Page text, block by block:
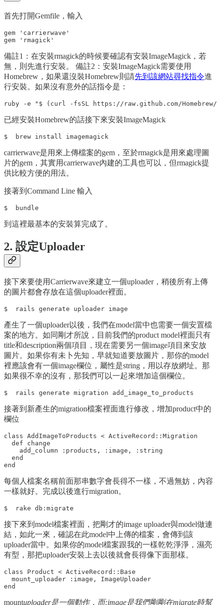
首先打開Gemfile，輸入
gem 'carrierwave'
備註1：在安裝rmagick的時候要確認有安裝ImageMagick，若
無，則先進行安裝。 備註2：安裝ImageMagick需要使用
Homebrew，如果還沒裝Homebrew則請先到該網站尋找指令進
行安裝。如果沒有意外的話指令是：
已經安裝Homebrew的話接下來安裝ImageMagick
carrierwave是用來上傳檔案的gem，至於rmagick是用來處理圖
片的gem，其實用carrierwave內建的工具也可以，但rmagick提
供比較方便的用法。
接著到Command Line 輸入
到這裡最基本的安裝算完成了。
2. 設定Uploader
接下來要使用Carrierwave來建立一個uploader，稍後所有上傳
的圖片都會存放在這個uploader裡面。
產生了一個uploader以後，我們在model當中也需要一個安置檔
案的地方。如同剛才所說，目前我們的product model裡面只有
title和description兩個項目，現在需要另一個image項目來安放
圖片。如果你有未卜先知，早就知道要放圖片，那你的model
裡應該會有一個image欄位，屬性是string，用以存放網址。那
如果很不幸的沒有，那我們可以一起來增加這個欄位。
接著到新產生的migration檔案裡面進行修改，增加product中的
欄位
class AddImageToProducts < ActiveRecord::Migration
  def change
    add_column :products, :image, :string
  end
每個人檔案名稱前面那串數字會長得不一樣，不過無妨，內容
一樣就好。完成以後進行migration。
接下來到model檔案裡面，把剛才的image uploader與model做連
結，如此一來，確認在此model中上傳的檔案，會傳到該
uploader當中。如果你的model檔案跟我的一樣乾乾淨淨，濕亮
有型，那把uploader安裝上去以後就會長得像下面那樣。
class Product < ActiveRecord::Base
  mount_uploader :image, ImageUploader
mountuploader是一個動作，而:image是我們剛剛在migrate時幫